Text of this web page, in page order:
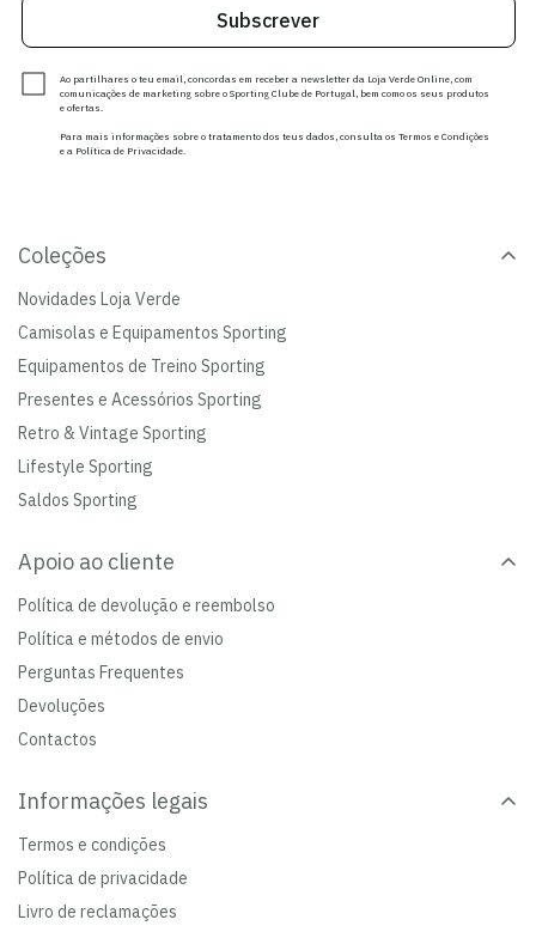
Subscrever
Ao partilhares o teu email, concordas em receber a newsletter da Loja Verde Online, com
comunicações de marketing sobre o Sporting Clube de Portugal, bem como os seus produtos
e ofertas.
Para mais informações sobre o tratamento dos teus dados, consulta os Termos e Condições
e a Política de Privacidade.
Coleções
Novidades Loja Verde
Camisolas e Equipamentos Sporting
Equipamentos de Treino Sporting
Presentes e Acessórios Sporting
Retro & Vintage Sporting
Lifestyle Sporting
Saldos Sporting
Apoio ao cliente
Política de devolução e reembolso
Política e métodos de envio
Perguntas Frequentes
Devoluções
Contactos
Informações legais
Termos e condições
Política de privacidade
Livro de reclamações